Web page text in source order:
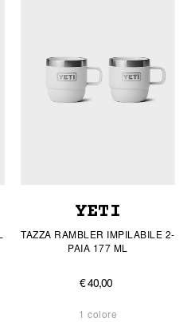
YETI
TAZZA RAMBLER IMPILABILE 2-
PAIA 177 ML
€ 40,00
1 colore